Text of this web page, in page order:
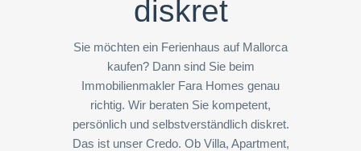
diskret
Sie möchten ein Ferienhaus auf Mallorca
kaufen? Dann sind Sie beim
Immobilienmakler Fara Homes genau
richtig. Wir beraten Sie kompetent,
persönlich und selbstverständlich diskret.
Das ist unser Credo. Ob Villa, Apartment,